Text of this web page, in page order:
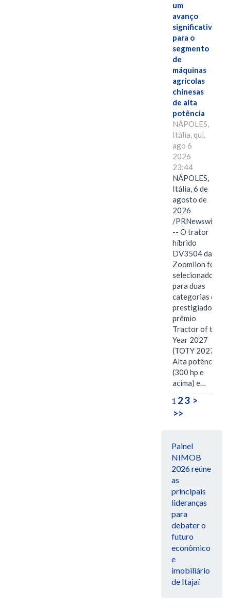
um
avanço
significativo
para o
segmento
de
máquinas
agrícolas
chinesas
de alta
potência
NÁPOLES,
Itália, qui,
ago 6
2026
23:44
NÁPOLES,
Itália, 6 de
agosto de
2026
/PRNewswire/
-- O trator
híbrido
DV3504 da
Zoomlion foi
selecionado
para duas
categorias do
prestigiado
prêmio
Tractor of the
Year 2027
(TOTY 2027:
Alta potência
(300 hp e
acima) e…
1 23 >
>>
Painel
NIMOB
2026 reúne
as
principais
lideranças
para
debater o
futuro
econômico
e
imobiliário
de Itajaí